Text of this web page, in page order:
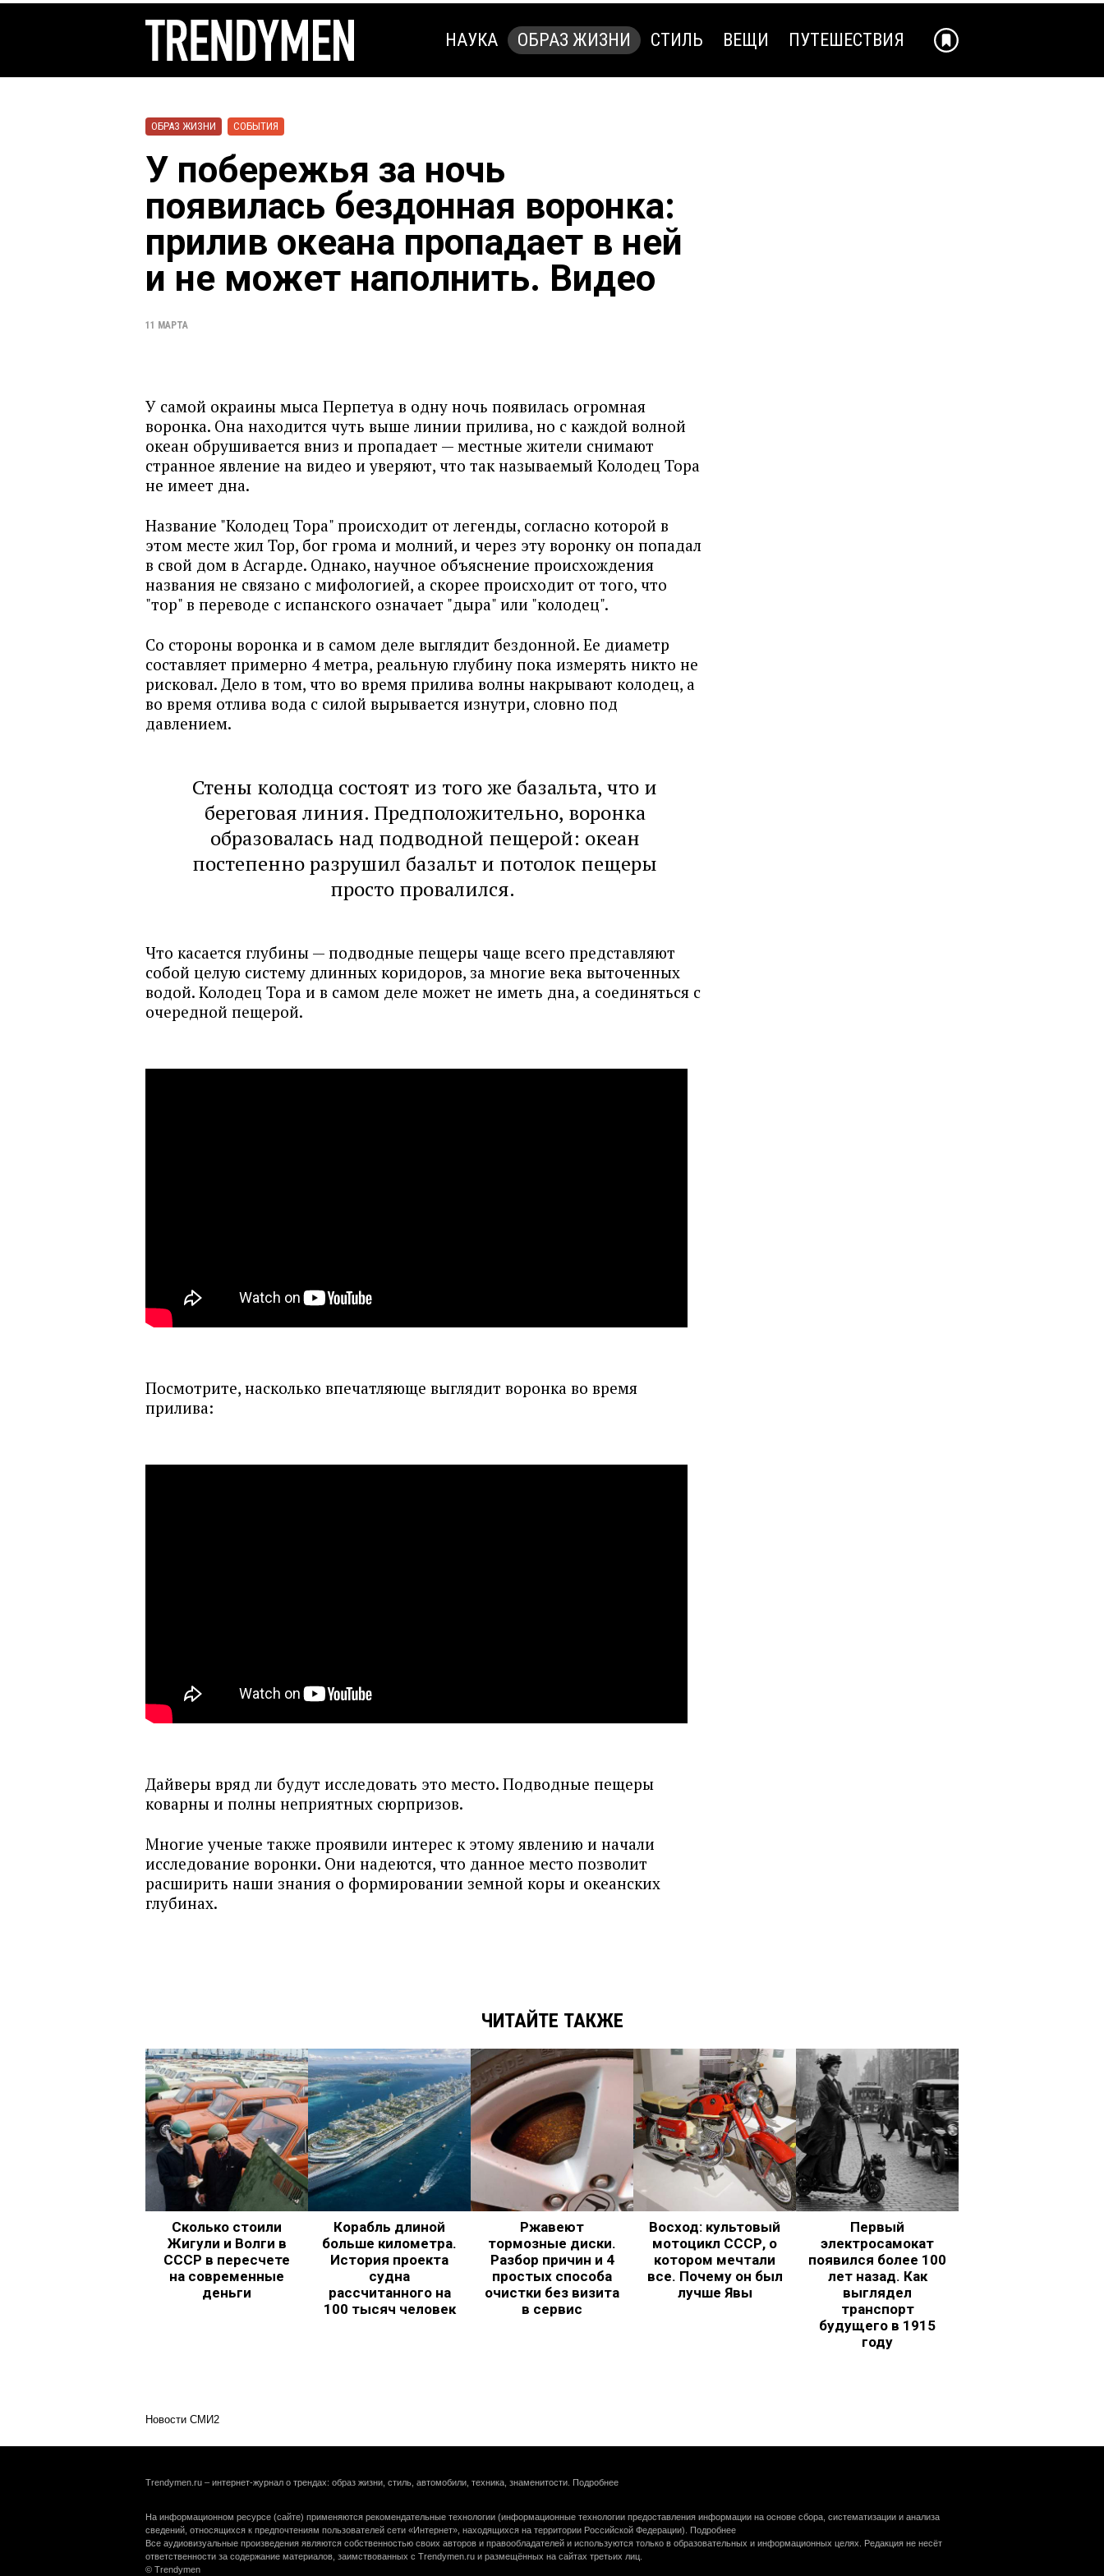
НАУКА ОБРАЗ ЖИЗНИ СТИЛЬ ВЕЩИ ПУТЕШЕСТВИЯ
ОБРАЗ ЖИЗНИ СОБЫТИЯ
У побережья за ночь
появилась бездонная воронка:
прилив океана пропадает в ней
и не может наполнить. Видео
11 МАРТА
У самой окраины мыса Перпетуа в одну ночь появилась огромная
воронка. Она находится чуть выше линии прилива, но с каждой волной
океан обрушивается вниз и пропадает — местные жители снимают
странное явление на видео и уверяют, что так называемый Колодец Тора
не имеет дна.
Название "Колодец Тора" происходит от легенды, согласно которой в
этом месте жил Тор, бог грома и молний, и через эту воронку он попадал
в свой дом в Асгарде. Однако, научное объяснение происхождения
названия не связано с мифологией, а скорее происходит от того, что
"тор" в переводе с испанского означает "дыра" или "колодец".
Со стороны воронка и в самом деле выглядит бездонной. Ее диаметр
составляет примерно 4 метра, реальную глубину пока измерять никто не
рисковал. Дело в том, что во время прилива волны накрывают колодец, а
во время отлива вода с силой вырывается изнутри, словно под
давлением.
Стены колодца состоят из того же базальта, что и
береговая линия. Предположительно, воронка
образовалась над подводной пещерой: океан
постепенно разрушил базальт и потолок пещеры
просто провалился.
Что касается глубины — подводные пещеры чаще всего представляют
собой целую систему длинных коридоров, за многие века выточенных
водой. Колодец Тора и в самом деле может не иметь дна, а соединяться с
очередной пещерой.
Посмотрите, насколько впечатляюще выглядит воронка во время
прилива:
Дайверы вряд ли будут исследовать это место. Подводные пещеры
коварны и полны неприятных сюрпризов.
Многие ученые также проявили интерес к этому явлению и начали
исследование воронки. Они надеются, что данное место позволит
расширить наши знания о формировании земной коры и океанских
глубинах.
ЧИТАЙТЕ ТАКЖЕ
Сколько стоили
Жигули и Волги в
СССР в пересчете
на современные
деньги
Корабль длиной
больше километра.
История проекта
судна
рассчитанного на
100 тысяч человек
Ржавеют
тормозные диски.
Разбор причин и 4
простых способа
очистки без визита
в сервис
Восход: культовый
мотоцикл СССР, о
котором мечтали
все. Почему он был
лучше Явы
Первый
электросамокат
появился более 100
лет назад. Как
выглядел
транспорт
будущего в 1915
году
Новости СМИ2
Trendymen.ru – интернет-журнал о трендах: образ жизни, стиль, автомобили, техника, знаменитости. Подробнее
На информационном ресурсе (сайте) применяются рекомендательные технологии (информационные технологии предоставления информации на основе сбора, систематизации и анализа
сведений, относящихся к предпочтениям пользователей сети «Интернет», находящихся на территории Российской Федерации). Подробнее
Все аудиовизуальные произведения являются собственностью своих авторов и правообладателей и используются только в образовательных и информационных целях. Редакция не несёт
ответственности за содержание материалов, заимствованных с Trendymen.ru и размещённых на сайтах третьих лиц.
© Trendymen